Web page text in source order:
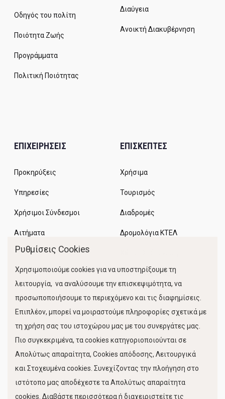
Οδηγός του πολίτη
Ποιότητα Ζωής
Προγράμματα
Πολιτική Ποιότητας
Διαύγεια
Ανοικτή Διακυβέρνηση
ΕΠΙΧΕΙΡΗΣΕΙΣ
Προκηρύξεις
Υπηρεσίες
Χρήσιμοι Σύνδεσμοι
Αιτήματα
ΕΠΙΣΚΕΠΤΕΣ
Χρήσιμα
Τουρισμός
Διαδρομές
Δρομολόγια ΚΤΕΛ
Κίνηση Λιμένος
FOLLOW US
Ρυθμίσεις Cookies
Χρησιμοποιούμε cookies για να υποστηρίξουμε τη
λειτουργία, να αναλύσουμε την επισκεψιμότητα, να
προσωποποιήσουμε το περιεχόμενο και τις διαφημίσεις.
Επιπλέον, μπορεί να μοιραστούμε πληροφορίες σχετικά με
τη χρήση σας του ιστοχώρου μας με του συνεργάτες μας.
Πιο συγκεκριμένα, τα cookies κατηγοριοποιούνται σε
Απολύτως απαραίτητα, Cookies απόδοσης, Λειτουργικά
και Στοχευμένα cookies. Συνεχίζοντας την πλοήγηση στο
ιστότοπο μας αποδέχεστε τα Απολύτως απαραίτητα
cookies. Διαβάστε περισσότερα ή διαχειριστείτε τις